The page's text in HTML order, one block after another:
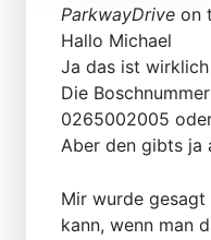
ParkwayDrive on
Hallo Michael
Ja das ist
Die
0265002005
Aber den gibts ja
Mir wurde
kann, wenn man